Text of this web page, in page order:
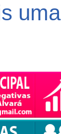
uma